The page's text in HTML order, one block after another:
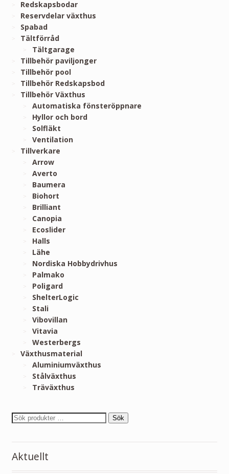
Redskapsbodar
Reservdelar växthus
Spabad
Tältförråd
Tältgarage
Tillbehör paviljonger
Tillbehör pool
Tillbehör Redskapsbod
Tillbehör Växthus
Automatiska fönsteröppnare
Hyllor och bord
Solfläkt
Ventilation
Tillverkare
Arrow
Averto
Baumera
Biohort
Brilliant
Canopia
Ecoslider
Halls
Lähe
Nordiska Hobbydrivhus
Palmako
Poligard
ShelterLogic
Stali
Vibovillan
Vitavia
Westerbergs
Växthusmaterial
Aluminiumväxthus
Stålväxthus
Träväxthus
Sök
Aktuellt